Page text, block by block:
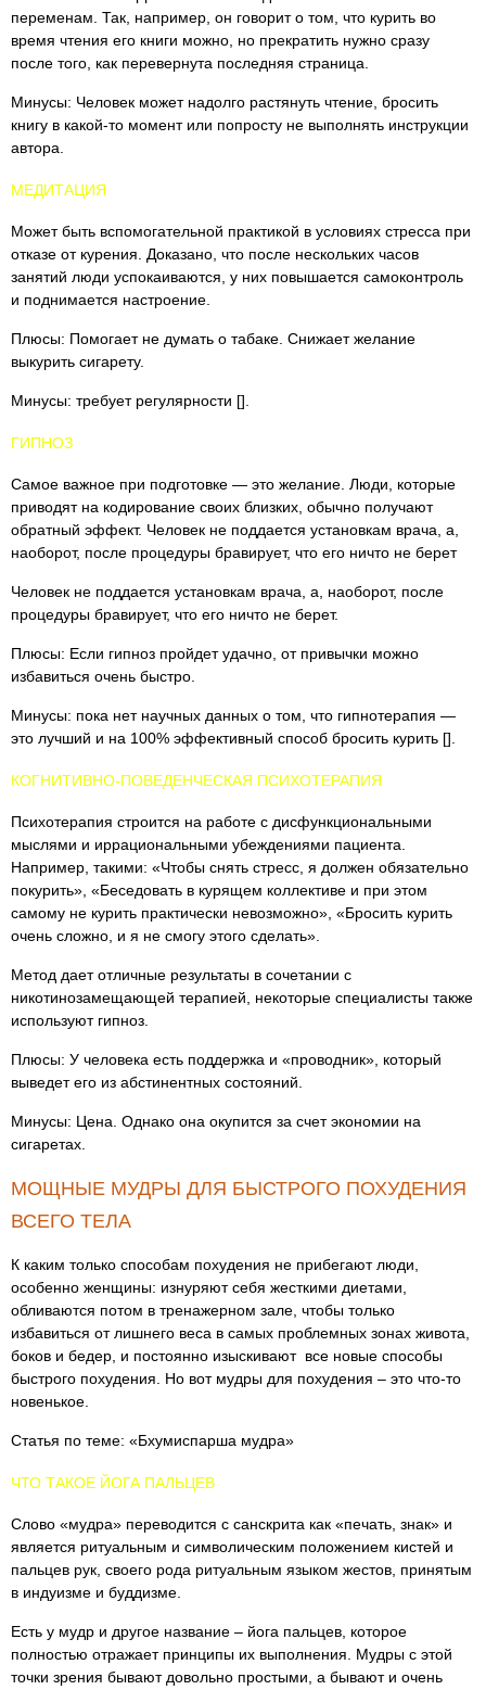
переменам. Так, например, он говорит о том, что курить во
время чтения его книги можно, но прекратить нужно сразу
после того, как перевернута последняя страница.
Минусы: Человек может надолго растянуть чтение, бросить
книгу в какой-то момент или попросту не выполнять инструкции
автора.
МЕДИТАЦИЯ
Может быть вспомогательной практикой в условиях стресса при
отказе от курения. Доказано, что после нескольких часов
занятий люди успокаиваются, у них повышается самоконтроль
и поднимается настроение.
Плюсы: Помогает не думать о табаке. Снижает желание
выкурить сигарету.
Минусы: требует регулярности [].
ГИПНОЗ
Самое важное при подготовке — это желание. Люди, которые
приводят на кодирование своих близких, обычно получают
обратный эффект. Человек не поддается установкам врача, а,
наоборот, после процедуры бравирует, что его ничто не берет
Человек не поддается установкам врача, а, наоборот, после
процедуры бравирует, что его ничто не берет.
Плюсы: Если гипноз пройдет удачно, от привычки можно
избавиться очень быстро.
Минусы: пока нет научных данных о том, что гипнотерапия —
это лучший и на 100% эффективный способ бросить курить [].
КОГНИТИВНО-ПОВЕДЕНЧЕСКАЯ ПСИХОТЕРАПИЯ
Психотерапия строится на работе с дисфункциональными
мыслями и иррациональными убеждениями пациента.
Например, такими: «Чтобы снять стресс, я должен обязательно
покурить», «Беседовать в курящем коллективе и при этом
самому не курить практически невозможно», «Бросить курить
очень сложно, и я не смогу этого сделать».
Метод дает отличные результаты в сочетании с
никотинозамещающей терапией, некоторые специалисты также
используют гипноз.
Плюсы: У человека есть поддержка и «проводник», который
выведет его из абстинентных состояний.
Минусы: Цена. Однако она окупится за счет экономии на
сигаретах.
МОЩНЫЕ МУДРЫ ДЛЯ БЫСТРОГО ПОХУДЕНИЯ
ВСЕГО ТЕЛА
К каким только способам похудения не прибегают люди,
особенно женщины: изнуряют себя жесткими диетами,
обливаются потом в тренажерном зале, чтобы только
избавиться от лишнего веса в самых проблемных зонах живота,
боков и бедер, и постоянно изыскивают все новые способы
быстрого похудения. Но вот мудры для похудения – это что-то
новенькое.
Статья по теме: «Бхумиспарша мудра»
ЧТО ТАКОЕ ЙОГА ПАЛЬЦЕВ
Слово «мудра» переводится с санскрита как «печать, знак» и
является ритуальным и символическим положением кистей и
пальцев рук, своего рода ритуальным языком жестов, принятым
в индуизме и буддизме.
Есть у мудр и другое название – йога пальцев, которое
полностью отражает принципы их выполнения. Мудры с этой
точки зрения бывают довольно простыми, а бывают и очень